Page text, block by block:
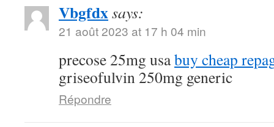
Vbgfdxsays:
21 août 2023 at 17 h 04 min
precose 25mg usabuy cheap
griseofulvin 250mg generic
Répondre